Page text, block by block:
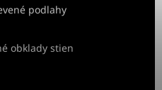
podlahy
obklady stien